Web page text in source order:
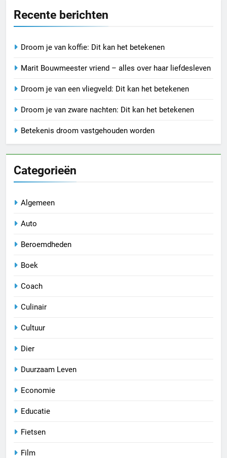
Recente berichten
Droom je van koffie: Dit kan het betekenen
Marit Bouwmeester vriend – alles over haar liefdesleven
Droom je van een vliegveld: Dit kan het betekenen
Droom je van zware nachten: Dit kan het betekenen
Betekenis droom vastgehouden worden
Categorieën
Algemeen
Auto
Beroemdheden
Boek
Coach
Culinair
Cultuur
Dier
Duurzaam Leven
Economie
Educatie
Fietsen
Film